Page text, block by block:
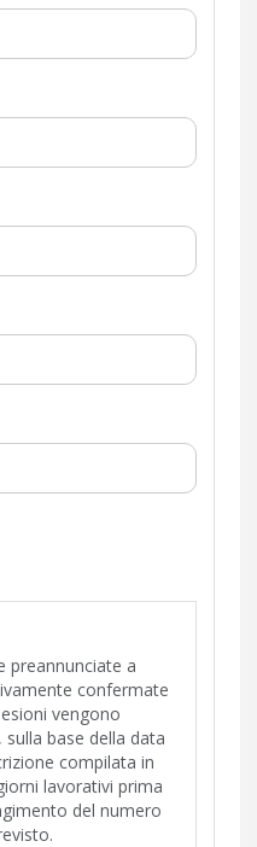
preannunciate a
confermate
vengono
base della data
compilata in
lavorativi prima
del numero